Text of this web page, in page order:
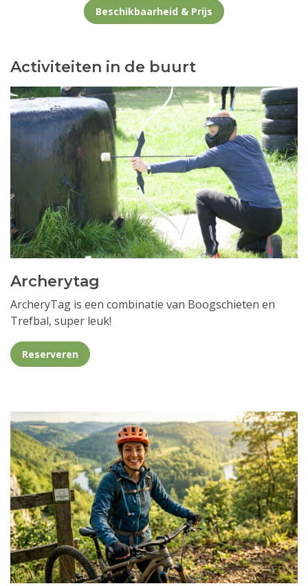
Beschikbaarheid & Prijs
Activiteiten in de buurt
Archerytag
ArcheryTag is een combinatie van Boogschieten en
Trefbal, super leuk!
Reserveren